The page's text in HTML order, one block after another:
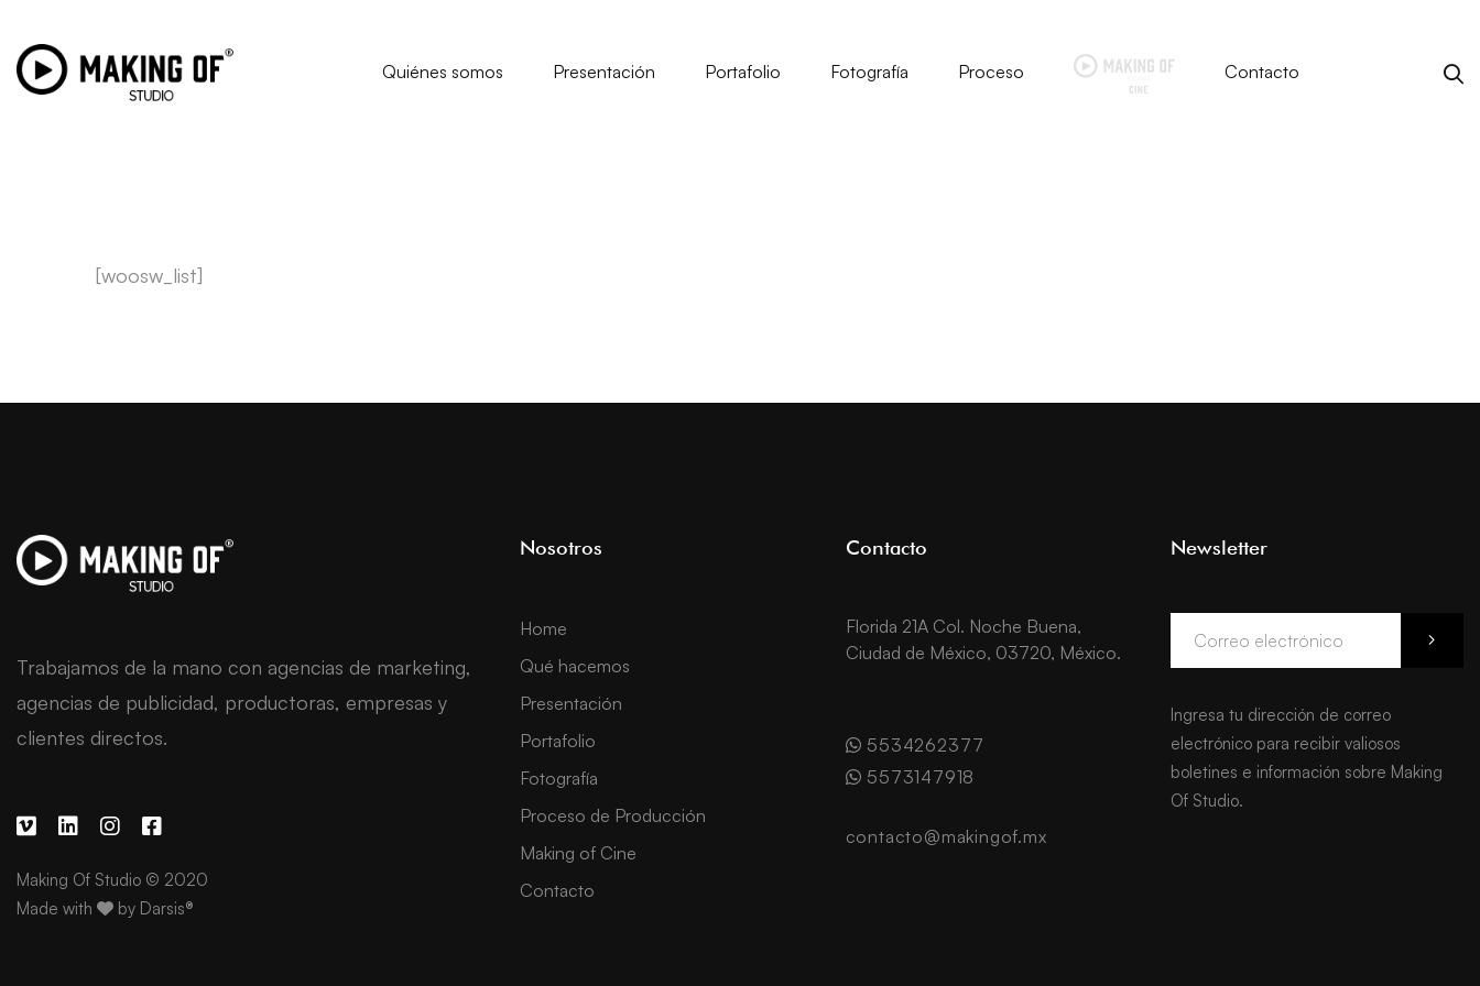
Quiénes somos Presentación Portafolio Fotografía Proceso Contacto
[woosw_list]
Trabajamos de la mano con agencias de marketing,
agencias de publicidad, productoras, empresas y
clientes directos.
Making Of Studio © 2020
Made with
by Darsis®
Nosotros
Home
Qué hacemos
Presentación
Portafolio
Fotografía
Proceso de Producción
Making of Cine
Contacto
Contacto
Florida 21A Col. Noche Buena,
Ciudad de México, 03720, México.
5534262377
5573147918
contacto@makingof.mx
Newsletter
Ingresa tu dirección de correo
electrónico para recibir valiosos
boletines e información sobre Making
Of Studio.